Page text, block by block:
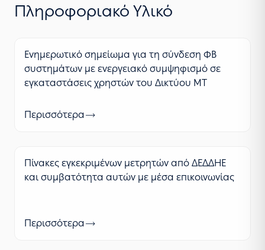
Πληροφοριακό Υλικό
Ενημερωτικό σημείωμα για τη σύνδεση ΦΒ
συστημάτων με ενεργειακό συμψηφισμό σε
εγκαταστάσεις χρηστών του Δικτύου ΜΤ
Περισσότερα
Πίνακες εγκεκριμένων μετρητών από ΔΕΔΔΗΕ
και συμβατότητα αυτών με μέσα επικοινωνίας
Περισσότερα